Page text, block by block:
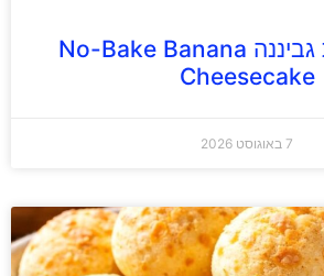
מתכון: עוגת גביננה No-Bake Banana
Cheesecake
7 באוגוסט 2026